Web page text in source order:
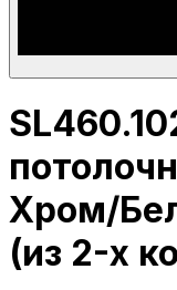
Хром/
(из 2-х